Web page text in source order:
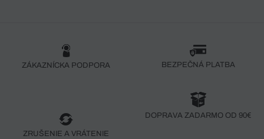
ZÁKAZNÍCKA PODPORA BEZPEČNÁ PLATBA
ZRUŠENIE A VRÁTENIE
DOPRAVA ZADARMO OD 90€